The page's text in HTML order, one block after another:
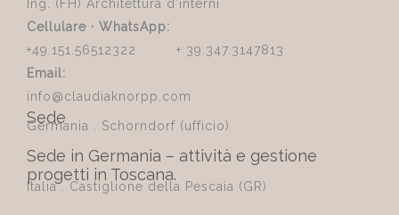
Ing. (FH) Architettura d’interni
Cellulare · WhatsApp:
+49.151.56512322 + 39.347.3147813
Email:
info@claudiaknorpp.com
Sede
Germania . Schorndorf (ufficio)
Sede in Germania – attività e gestione
progetti in Toscana.
Italia . Castiglione della Pescaia (GR)